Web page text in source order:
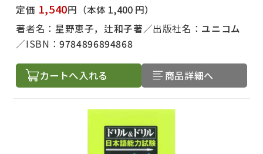
定価 1,540円 （本体 1,400 円）
著者名： 星野恵子，辻和子著 出版社名： ユニコム
ISBN：9784896894868
カートへ入れる 商品詳細へ